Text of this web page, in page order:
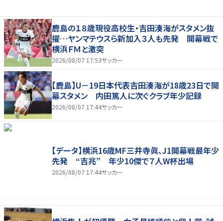
鹿島の１８歳現役高校生・吉田湊海がスタメン抜
擢…ヤンマテウスら新加入３人も先発 開幕戦で
横浜ＦＭと激突
2026/08/07 17:53サッカー
【鹿島】U－19日本代表吉田湊海が18歳23日で開
幕スタメン 内田篤人に次ぐクラブ年少記録
2026/08/07 17:44サッカー
【データ】横浜16歳MF三井寺眞、J1開幕戦最年少
先発 “吉兆” 年少10傑で７人W杯出場
2026/08/07 17:44サッカー